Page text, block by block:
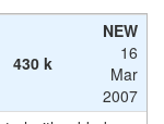
430 k
NEW
16
Mar
2007